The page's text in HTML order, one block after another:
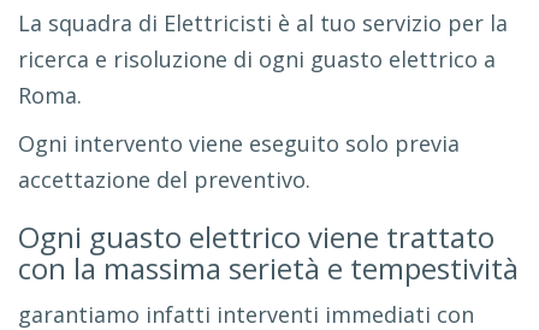
La squadra di Elettricisti è al tuo servizio per la
ricerca e risoluzione di ogni guasto elettrico a
Roma.
Ogni intervento viene eseguito solo previa
accettazione del preventivo.
Ogni guasto elettrico viene trattato
con la massima serietà e tempestività
garantiamo infatti interventi immediati con